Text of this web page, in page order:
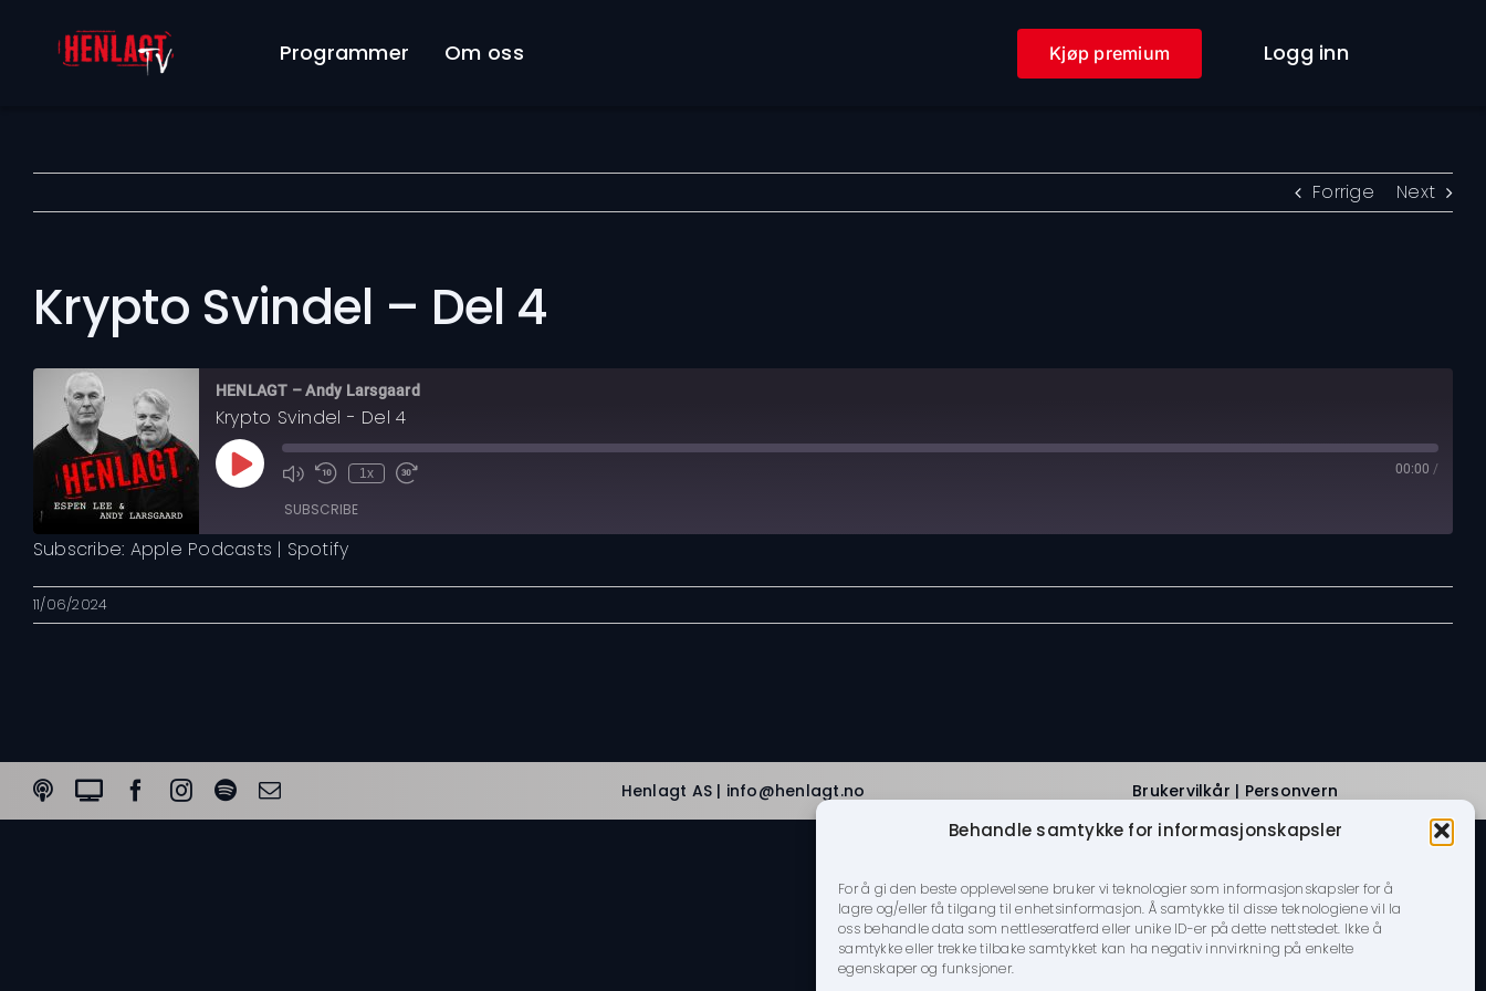
Behandle samtykke for informasjonskapsler
For å gi den beste opplevelsene bruker vi teknologier som informasjonskapsler for å
lagre og/eller få tilgang til enhetsinformasjon. Å samtykke til disse teknologiene vil la
oss behandle data som nettleseratferd eller unike ID-er på dette nettstedet. Ikke å
samtykke eller trekke tilbake samtykket kan ha negativ innvirkning på enkelte
egenskaper og funksjoner.
content
Programmer Om oss Kjøp premium Logg inn
Forrige Next
Krypto Svindel – Del 4
HENLAGT – Andy Larsgaard
Krypto Svindel - Del 4
Play
Episode Mute/Unmute
Rewind
Seconds
1x
Fast
seconds
00:00 /
SUBSCRIBE
RSS FEED
Subscribe: Apple Podcasts | Spotify
11/06/2024
Henlagt AS | info@henlagt.no Brukervilkår | Personvern